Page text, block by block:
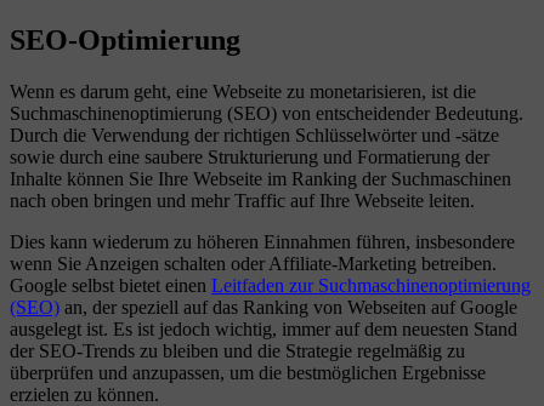
SEO-Optimierung
Wenn es darum geht, eine Webseite zu monetarisieren, ist die
Suchmaschinenoptimierung (SEO) von entscheidender Bedeutung.
Durch die Verwendung der richtigen Schlüsselwörter und -sätze
sowie durch eine saubere Strukturierung und Formatierung der
Inhalte können Sie Ihre Webseite im Ranking der Suchmaschinen
nach oben bringen und mehr Traffic auf Ihre Webseite leiten.
Dies kann wiederum zu höheren Einnahmen führen, insbesondere
wenn Sie Anzeigen schalten oder Affiliate-Marketing betreiben.
Google selbst bietet einen Leitfaden zur Suchmaschinenoptimierung
(SEO) an, der speziell auf das Ranking von Webseiten auf Google
ausgelegt ist. Es ist jedoch wichtig, immer auf dem neuesten Stand
der SEO-Trends zu bleiben und die Strategie regelmäßig zu
überprüfen und anzupassen, um die bestmöglichen Ergebnisse
erzielen zu können.